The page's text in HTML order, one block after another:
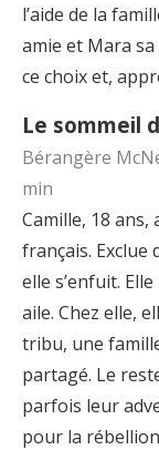
l’aide de la
amie et Mara
ce choix et,
Le sommeil
Bérangère
min
Camille, 18
français. Exclue
elle s’enfuit.
aile. Chez elle,
tribu, une
partagé. Le
parfois leur
pour la